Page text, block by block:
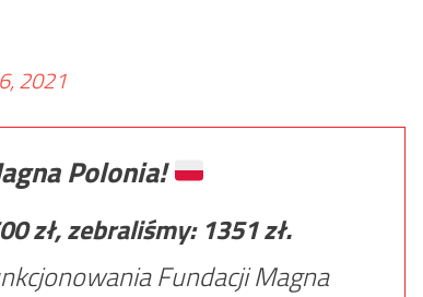
2021
Polonia!
zł, zebraliśmy: 1351zł.
Fundacji Magna